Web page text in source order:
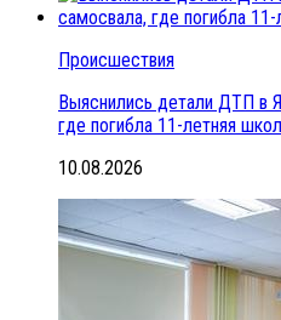
Происшествия
Выяснились детали ДТП в
где погибла 11-летняя
10.08.2026